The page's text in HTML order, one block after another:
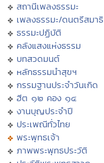
สถานีเพลงธรรมะ
เพลงธรรมะ/ดนตรีสมาธิ
ธรรมะปฏิบัติ
คลังแสงแห่งธรรม
บทสวดมนต์
หลักธรรมนำสุขฯ
กรรมฐานประจำวันเกิด
ฮีต ๑๒ คอง ๑๔
งานบุญประจำปี
ประเพณีทั่วไทย
พระพุทธเจ้า
ภาพพระพุทธประวัติ